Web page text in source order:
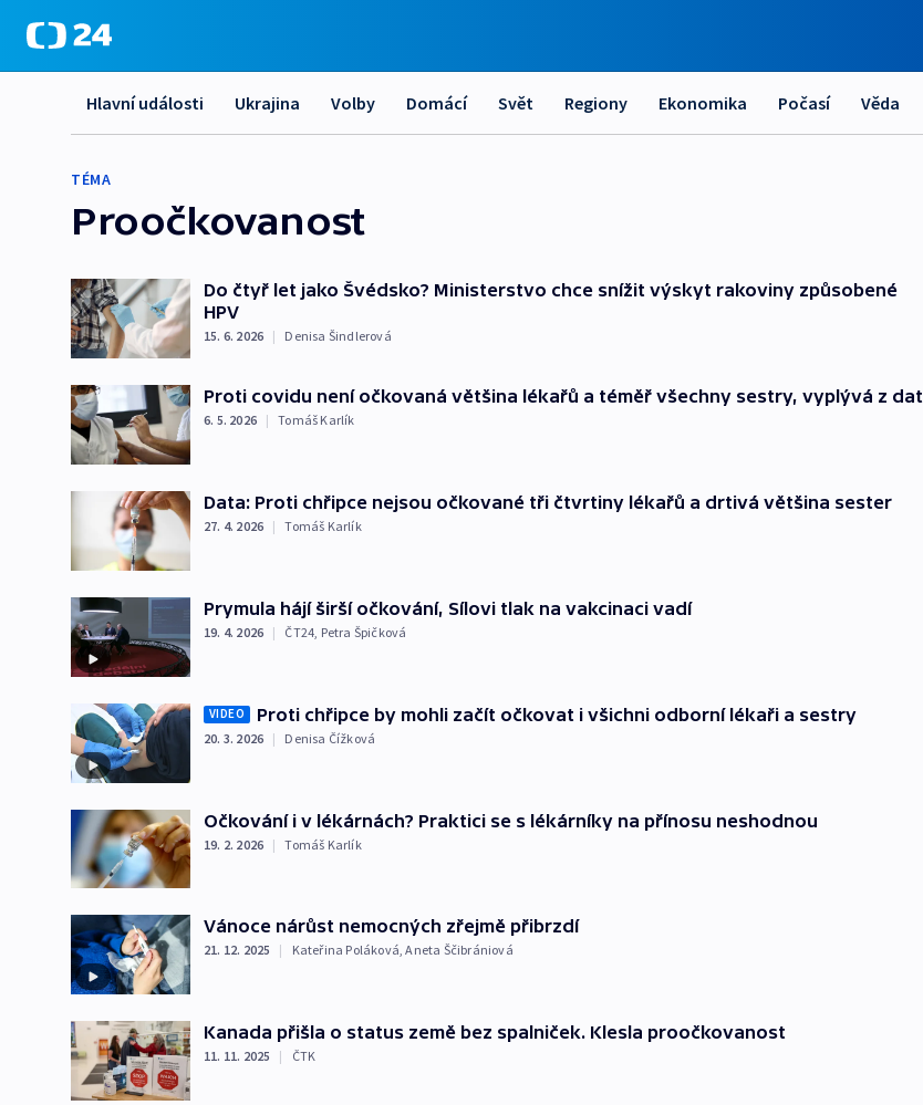
Hlavní události Ukrajina Volby Domácí Svět Regiony Ekonomika Počasí Věda
TÉMA
Proočkovanost
Do čtyř let jako Švédsko? Ministerstvo chce snížit výskyt rakoviny způsobené
HPV
15. 6. 2026 | Denisa Šindlerová
Proti covidu není očkovaná většina lékařů a téměř všechny sestry, vyplývá z dat
6. 5. 2026 | Tomáš Karlík
Data: Proti chřipce nejsou očkované tři čtvrtiny lékařů a drtivá většina sester
27. 4. 2026 | Tomáš Karlík
Prymula hájí širší očkování, Sílovi tlak na vakcinaci vadí
19. 4. 2026 | ČT24, Petra Špičková
VIDEO Proti chřipce by mohli začít očkovat i všichni odborní lékaři a sestry
20. 3. 2026 | Denisa Čížková
Očkování i v lékárnách? Praktici se s lékárníky na přínosu neshodnou
19. 2. 2026 | Tomáš Karlík
Vánoce nárůst nemocných zřejmě přibrzdí
21. 12. 2025 | Kateřina Poláková,Aneta Ščibrániová
Kanada přišla o status země bez spalniček. Klesla proočkovanost
11. 11. 2025 | ČTK